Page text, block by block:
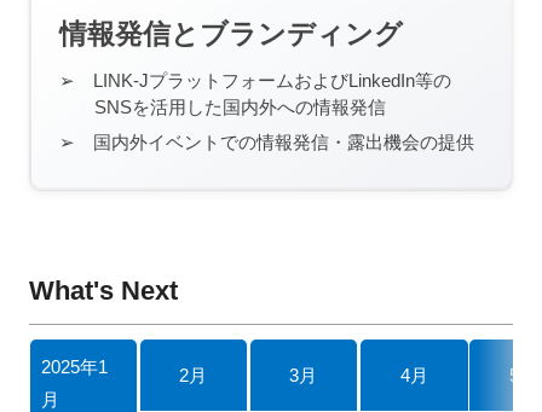
情報発信とブランディング
LINK-JプラットフォームおよびLinkedIn等の
SNSを活用した国内外への情報発信
国内外イベントでの情報発信・露出機会の提供
What's Next
2025年1
月
2月 3月 4月 5月